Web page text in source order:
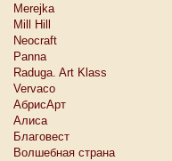
Merejka
Mill Hill
Neocraft
Panna
Raduga. Art Klass
Vervaco
АбрисАрт
Алиса
Благовест
Волшебная страна